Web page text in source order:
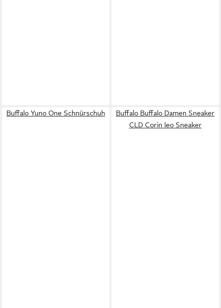
Buffalo Yuno One Schnürschuh
Buffalo Buffalo Damen Sneaker
CLD Corin leo Sneaker